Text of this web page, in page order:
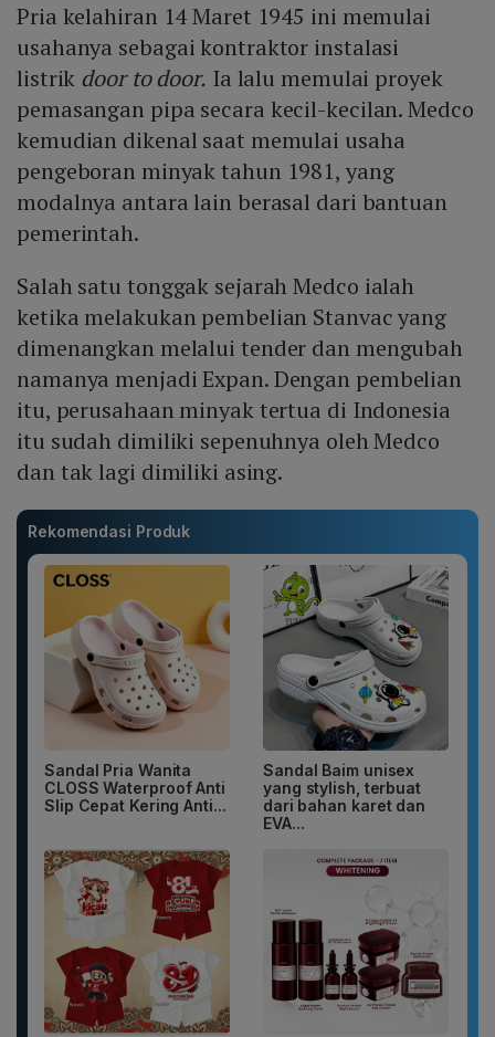
Pria kelahiran 14 Maret 1945 ini memulai
usahanya sebagai kontraktor instalasi
listrik door to door. Ia lalu memulai proyek
pemasangan pipa secara kecil-kecilan. Medco
kemudian dikenal saat memulai usaha
pengeboran minyak tahun 1981, yang
modalnya antara lain berasal dari bantuan
pemerintah.
Salah satu tonggak sejarah Medco ialah
ketika melakukan pembelian Stanvac yang
dimenangkan melalui tender dan mengubah
namanya menjadi Expan. Dengan pembelian
itu, perusahaan minyak tertua di Indonesia
itu sudah dimiliki sepenuhnya oleh Medco
dan tak lagi dimiliki asing.
Rekomendasi Produk
Sandal Pria Wanita
CLOSS Waterproof Anti
Slip Cepat Kering Anti...
Sandal Baim unisex
yang stylish, terbuat
dari bahan karet dan
EVA...